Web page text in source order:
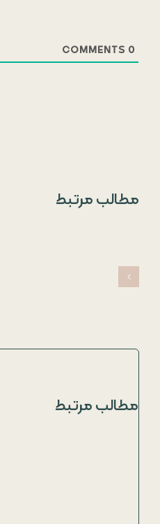
0
مطالب مرتبط
مطالب مرتبط